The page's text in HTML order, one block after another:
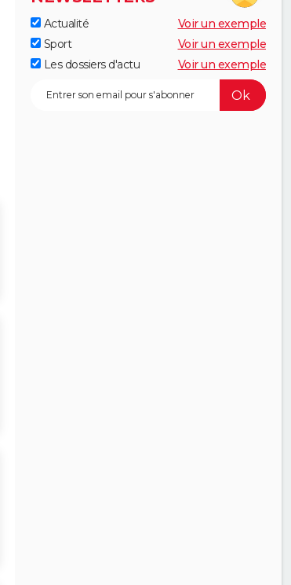
Actualité
Voir un exemple
Sport
Voir un exemple
Les dossiers d'actu
Voir un exemple